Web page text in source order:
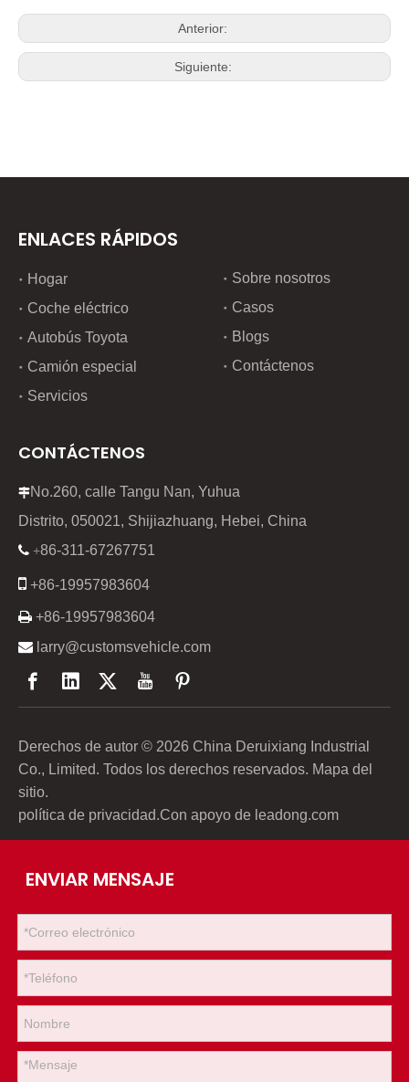
Anterior:
Siguiente:
ENLACES RÁPIDOS
Hogar
Coche eléctrico
Autobús Toyota
Camión especial
Servicios
Sobre nosotros
Casos
Blogs
Contáctenos
CONTÁCTENOS
No.260, calle Tangu Nan, Yuhua
Distrito, 050021, Shijiazhuang, Hebei, China
 +86-311-67267751
 +86-19957983604
 +86-19957983604
 larry@customsvehicle.com
Derechos de autor © 2026 China Deruixiang Industrial
Co., Limited. Todos los derechos reservados. Mapa del
sitio.
política de privacidad.Con apoyo de leadong.com
ENVIAR MENSAJE